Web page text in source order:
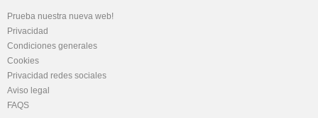
Prueba nuestra nueva web!
Privacidad
Condiciones generales
Cookies
Privacidad redes sociales
Aviso legal
FAQS